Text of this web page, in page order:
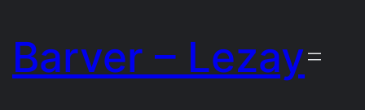
Inhalt
springen
Barver – Lezay